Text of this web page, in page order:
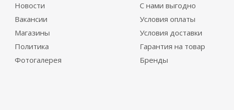
Новости
Вакансии
Магазины
Политика
Фотогалерея
С нами выгодно
Условия оплаты
Условия доставки
Гарантия на товар
Бренды